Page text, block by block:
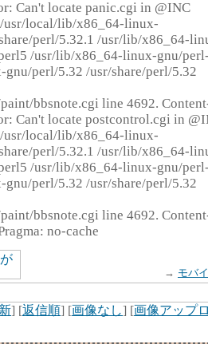
Can't locate panic.cgi in @INC
usr/local/lib/x86_64-linux-
perl/5.32.1 /usr/lib/x86_64-
/usr/lib/x86_64-linux-gnu/
perl/5.32 /usr/share/perl/5.32
bbsnote.cgi line 4692.
Can't locate postcontrol.cgi in
usr/local/lib/x86_64-linux-
perl/5.32.1 /usr/lib/x86_64-
/usr/lib/x86_64-linux-gnu/
perl/5.32 /usr/share/perl/5.32
bbsnote.cgi line 4692.
no-cache
→ モバ
] [返信順] [画像なし] [画像アップ